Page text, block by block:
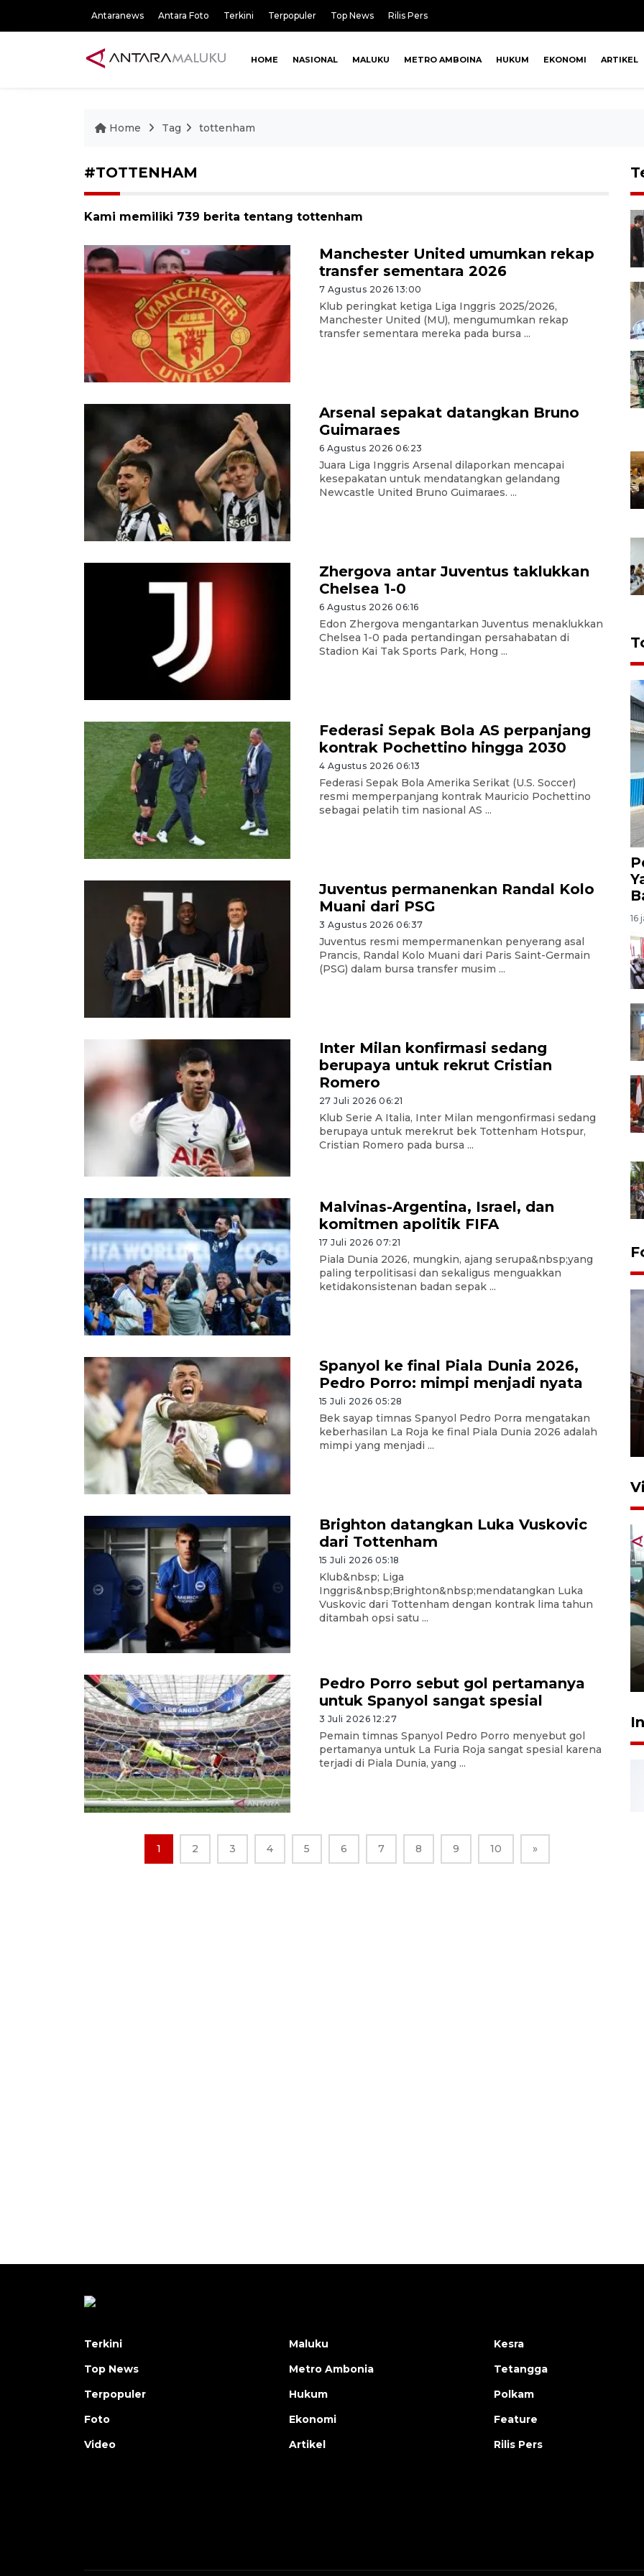
Antaranews Antara Foto Terkini Terpopuler Top News Rilis Pers
HOME NASIONAL MALUKU METRO AMBOINA HUKUM EKONOMI ARTIKEL
Home Tag tottenham
#TOTTENHAM
Kami memiliki 739 berita tentang tottenham
Manchester United umumkan rekap
transfer sementara 2026
7 Agustus 2026 13:00
Klub peringkat ketiga Liga Inggris 2025/2026,
Manchester United (MU), mengumumkan rekap
transfer sementara mereka pada bursa ...
Arsenal sepakat datangkan Bruno
Guimaraes
6 Agustus 2026 06:23
Juara Liga Inggris Arsenal dilaporkan mencapai
kesepakatan untuk mendatangkan gelandang
Newcastle United Bruno Guimaraes. ...
Zhergova antar Juventus taklukkan
Chelsea 1-0
6 Agustus 2026 06:16
Edon Zhergova mengantarkan Juventus menaklukkan
Chelsea 1-0 pada pertandingan persahabatan di
Stadion Kai Tak Sports Park, Hong ...
Federasi Sepak Bola AS perpanjang
kontrak Pochettino hingga 2030
4 Agustus 2026 06:13
Federasi Sepak Bola Amerika Serikat (U.S. Soccer)
resmi memperpanjang kontrak Mauricio Pochettino
sebagai pelatih tim nasional AS ...
Juventus permanenkan Randal Kolo
Muani dari PSG
3 Agustus 2026 06:37
Juventus resmi mempermanenkan penyerang asal
Prancis, Randal Kolo Muani dari Paris Saint-Germain
(PSG) dalam bursa transfer musim ...
Inter Milan konfirmasi sedang
berupaya untuk rekrut Cristian
Romero
27 Juli 2026 06:21
Klub Serie A Italia, Inter Milan mengonfirmasi sedang
berupaya untuk merekrut bek Tottenham Hotspur,
Cristian Romero pada bursa ...
Malvinas-Argentina, Israel, dan
komitmen apolitik FIFA
17 Juli 2026 07:21
Piala Dunia 2026, mungkin, ajang serupa&nbsp;yang
paling terpolitisasi dan sekaligus menguakkan
ketidakonsistenan badan sepak ...
Spanyol ke final Piala Dunia 2026,
Pedro Porro: mimpi menjadi nyata
15 Juli 2026 05:28
Bek sayap timnas Spanyol Pedro Porra mengatakan
keberhasilan La Roja ke final Piala Dunia 2026 adalah
mimpi yang menjadi ...
Brighton datangkan Luka Vuskovic
dari Tottenham
15 Juli 2026 05:18
Klub&nbsp; Liga
Inggris&nbsp;Brighton&nbsp;mendatangkan Luka
Vuskovic dari Tottenham dengan kontrak lima tahun
ditambah opsi satu ...
Pedro Porro sebut gol pertamanya
untuk Spanyol sangat spesial
3 Juli 2026 12:27
Pemain timnas Spanyol Pedro Porro menyebut gol
pertamanya untuk La Furia Roja sangat spesial karena
terjadi di Piala Dunia, yang ...
1 2 3 4 5 6 7 8 9 10 »
16
Unjuk rasa protes penataan
Pasar Higienis
5 Mei 2026 05:32
Ambon ajak semua pihak buka
Terkini
Top News
Terpopuler
Foto
Video
Maluku
Metro Ambonia
Hukum
Ekonomi
Artikel
Kesra
Tetangga
Polkam
Feature
Rilis Pers